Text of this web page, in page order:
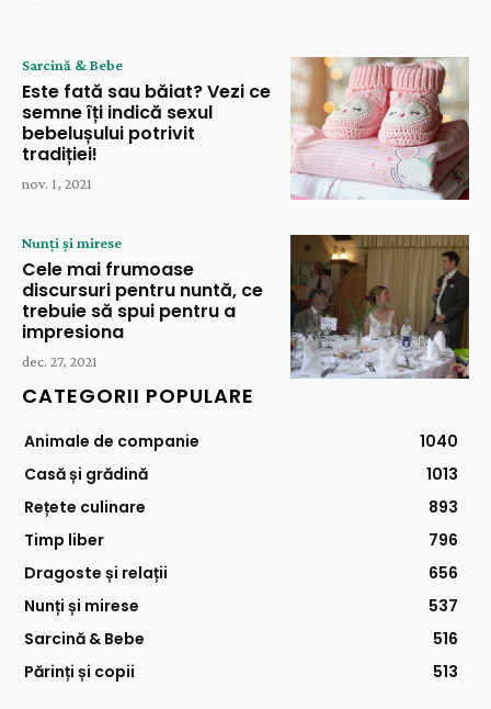
Sarcină & Bebe
Este fată sau băiat? Vezi ce
semne îți indică sexul
bebelușului potrivit
tradiției!
nov. 1, 2021
Nunți și mirese
Cele mai frumoase
discursuri pentru nuntă, ce
trebuie să spui pentru a
impresiona
dec. 27, 2021
CATEGORII POPULARE
Animale de companie
1040
Casă și grădină
1013
Rețete culinare
893
Timp liber
796
Dragoste și relații
656
Nunți și mirese
537
Sarcină & Bebe
516
Părinți și copii
513